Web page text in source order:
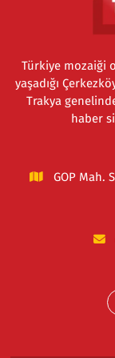
Türkiye mozaiği
yaşadığı
Trakya
haber
GOP Mah.